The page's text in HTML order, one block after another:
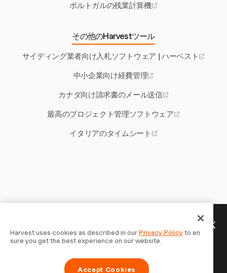
ポルトガルの残業計算機
その他のHarvestツール
サイディング業者向け入札ソフトウェア | ハーベスト
中小企業向け経費管理
カナダ向け請求書のメール送信
最高のプロジェクト管理ソフトウェア
イタリアのタイムシート
あなたの時間には記録する価値が
ある — 今すぐ始めましょう
Harvestで時間を記録し、クライアントに請求し、より速
Harvest uses cookies as described in ourPrivacy Policyto en
sure you get the best experience on our website.
Accept Cookies